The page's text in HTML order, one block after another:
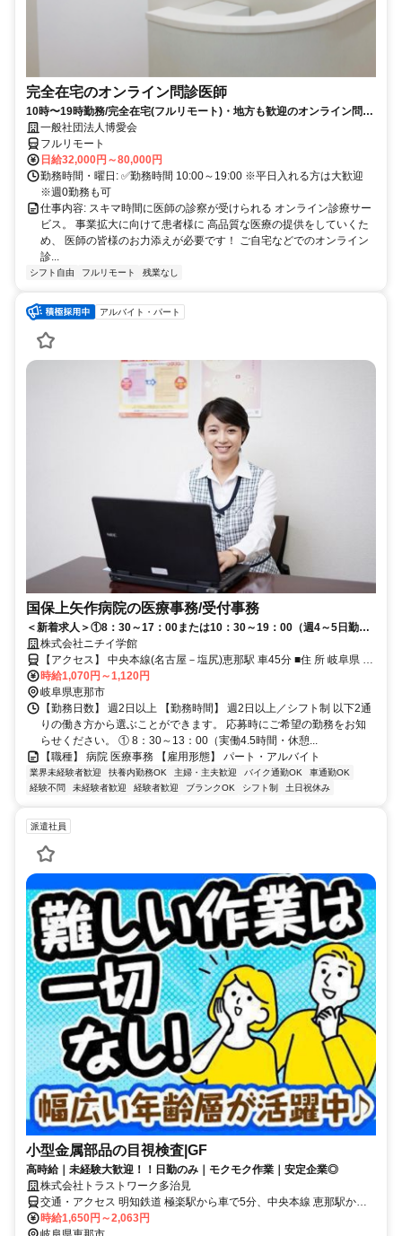
完全在宅のオンライン問診医師
10時〜19時勤務/完全在宅(フルリモート)・地方も歓迎のオンライン問診
業務一般社団法人博愛会
フルリモート
日給32,000円～80,000円
勤務時間・曜日: ✅勤務時間 10:00～19:00 ※平日入れる方は大歓迎
※週0勤務も可
仕事内容: スキマ時間に医師の診察が受けられる オンライン診療サー
ビス。 事業拡大に向けて患者様に 高品質な医療の提供をしていくた
め、 医師の皆様のお力添えが必要です！ ご自宅などでのオンライン
診...
シフト自由 フルリモート 残業なし
アルバイト・パート
国保上矢作病院の医療事務/受付事務
＜新着求人＞①8：30～17：00または10：30～19：00（週4～5日勤
務） ②8：30～13：00（週2～4勤日務） 土日祝休 受付や会計など
医療事務のお仕事
株式会社ニチイ学館
【アクセス】 中央本線(名古屋－塩尻)恵那駅 車45分 ■住 所 岐阜県 恵
那市 上矢作町3111-2 ■アクセス 中央本線(名古屋－塩尻)恵那駅 車45
分
時給1,070円～1,120円
岐阜県恵那市
【勤務日数】 週2日以上 【勤務時間】 週2日以上／シフト制 以下2通
りの働き方から選ぶことができます。 応募時にご希望の勤務をお知
らせください。 ① 8：30～13：00（実働4.5時間・休憩...
【職種】 病院 医療事務 【雇用形態】 パート・アルバイト
業界未経験者歓迎 扶養内勤務OK 主婦・主夫歓迎 バイク通勤OK
車通勤OK
経験不問
未経験者歓迎 経験者歓迎 ブランクOK シフト制 土日祝休み
派遣社員
小型金属部品の目視検査|GF
高時給｜未経験大歓迎！！日勤のみ｜モクモク作業｜安定企業◎
株式会社トラストワーク多治見
交通・アクセス 明知鉄道 極楽駅から車で5分、中央本線 恵那駅から
車で15分、中央本線 中津川駅から車で30分 ※自動車・バイク・自転
時給1,650円～2,063円